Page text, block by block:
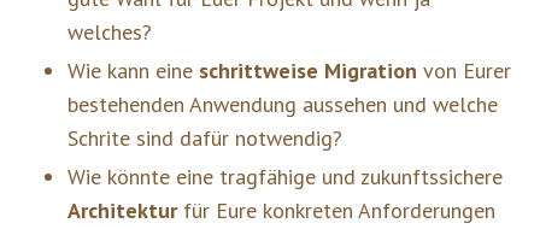
welches?
Wie kann eine schrittweise Migration von Eurer
bestehenden Anwendung aussehen und welche
Schrite sind dafür notwendig?
Wie könnte eine tragfähige und zukunftssichere
Architektur für Eure konkreten Anforderungen